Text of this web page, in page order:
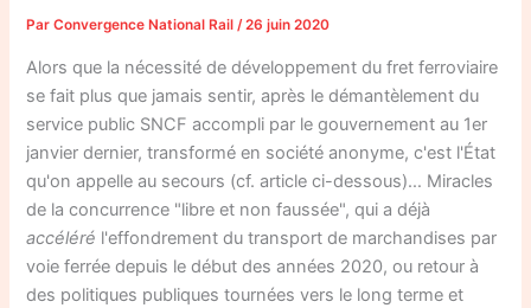
ParConvergence National Rail/26 juin 2020
Alors que la nécessité de développement du fret ferroviaire
se fait plus que jamais sentir, après le démantèlement du
service public SNCF accompli par le gouvernement au 1er
janvier dernier, transformé en société anonyme, c'est l'État
qu'on appelle au secours (cf. article ci-dessous)… Miracles
de la concurrence "libre et non faussée", qui a déjà
accéléré l'effondrement du transport de marchandises par
voie ferrée depuis le début des années 2020, ou retour à
des politiques publiques tournées vers le long terme et